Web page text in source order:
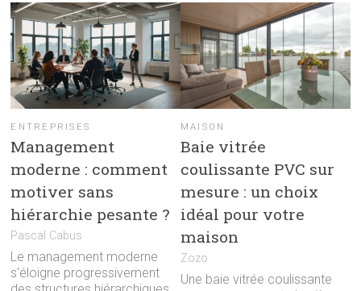
ENTREPRISES
Management
moderne : comment
motiver sans
hiérarchie pesante ?
Pascal Cabus
Le management moderne
s'éloigne progressivement
MAISON
Baie vitrée
coulissante PVC sur
mesure : un choix
idéal pour votre
maison
Zozo
Une baie vitrée coulissante